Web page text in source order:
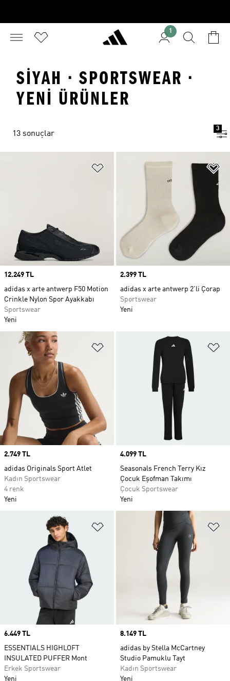
1
SIYAH · SPORTSWEAR ·
YENI ÜRÜNLER
13 sonuçlar
3
Favori Listesine Ekle
Price
12.249 TL
adidas x arte antwerp F50 Motion
Crinkle Nylon Spor Ayakkabı
Sportswear
Yeni
Price
2.399 TL
adidas x arte antwerp 2'li Çorap
Sportswear
Yeni
Favori Listesine Ekle
Price
2.749 TL
adidas Originals Sport Atlet
Kadın Sportswear
4 renk
Yeni
Price
4.099 TL
Seasonals French Terry Kız
Çocuk Eşofman Takımı
Çocuk Sportswear
Yeni
Favori Listesine Ekle
Price
6.449 TL
ESSENTIALS HIGHLOFT
INSULATED PUFFER Mont
Erkek Sportswear
Yeni
Price
8.149 TL
adidas by Stella McCartney
Studio Pamuklu Tayt
Kadın Sportswear
Yeni